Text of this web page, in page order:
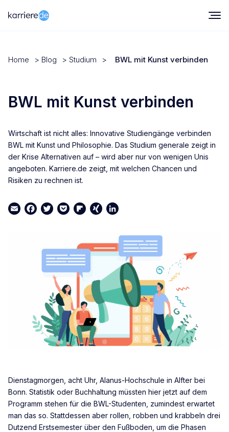
Home > Blog > Studium > BWL mit Kunst verbinden
BWL mit Kunst verbinden
Wirtschaft ist nicht alles: Innovative Studiengänge verbinden
BWL mit Kunst und Philosophie. Das Studium generale zeigt in
der Krise Alternativen auf – wird aber nur von wenigen Unis
angeboten. Karriere.de zeigt, mit welchen Chancen und
Risiken zu rechnen ist.
EmailFacebook
TwitterPocketFlipboard
XINGLinkedIn
Dienstagmorgen, acht Uhr, Alanus-Hochschule in Alfter bei
Bonn. Statistik oder Buchhaltung müssten hier jetzt auf dem
Programm stehen für die BWL-Studenten, zumindest erwartet
man das so. Stattdessen aber rollen, robben und krabbeln drei
Dutzend Erstsemester über den Fußboden, um die Phasen